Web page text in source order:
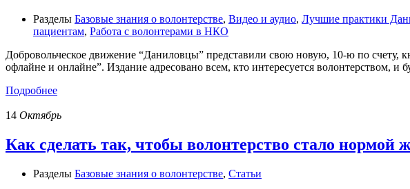
Разделы Базовые знания о волонтерстве, Видео и аудио, Лучшие практики
пациентам, Работа с волонтерами в НКО
Добровольческое движение “Даниловцы” представили свою новую, 10-ю по счету,
офлайне и онлайне”. Издание адресовано всем, кто интересуется волонтерством,
Подробнее
14 Октябрь
Как сделать так, чтобы волонтерство стало
Разделы Базовые знания о волонтерстве, Статьи